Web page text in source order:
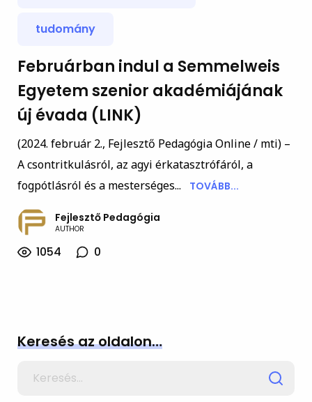
tudomány
Februárban indul a Semmelweis
Egyetem szenior akadémiájának
új évada (LINK)
(2024. február 2., Fejlesztő Pedagógia Online / mti) –
A csontritkulásról, az agyi érkatasztrófáról, a
fogpótlásról és a mesterséges...
TOVÁBB...
Fejlesztő Pedagógia
AUTHOR
1054 0
Keresés az oldalon…